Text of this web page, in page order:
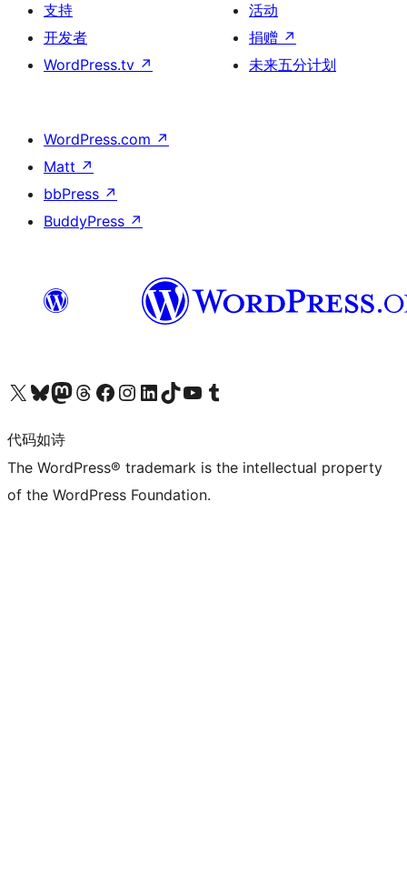
支持
开发者
WordPress.tv ↗
活动
捐赠 ↗
未来五分计划
WordPress.com ↗
Matt ↗
bbPress ↗
BuddyPress ↗
关注我们的 X（原 Twitter）账号访问我们的 Bluesky 账号关注我们的 Mastodon 账号访问我们的 Threads 账号 访问我们的 Facebook 公共主页关注我们的 Instagram 账号 关注我们的 LinkedIn 主页访问我们的 TikTok 账号访问我们的 YouTube 频道 访问我们的 Tumblr 账号
代码如诗
The WordPress® trademark is the intellectual property
of the WordPress Foundation.